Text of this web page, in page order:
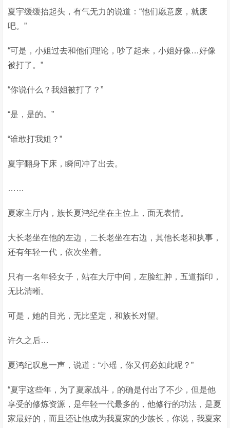
夏宇缓缓抬起头，有气无力的说道：“他们愿意废，就废
吧。”
“可是，小姐过去和他们理论，吵了起来，小姐好像…好像
被打了。”
“你说什么？我姐被打了？”
“是，是的。”
“谁敢打我姐？”
夏宇翻身下床，瞬间冲了出去。
……
夏家主厅内，族长夏鸿纪坐在主位上，面无表情。
大长老坐在他的左边，二长老坐在右边，其他长老和执事，
还有年轻一代，依次坐着。
只有一名年轻女子，站在大厅中间，左脸红肿，五道指印，
无比清晰。
可是，她的目光，无比坚定，和族长对望。
许久之后…
夏鸿纪叹息一声，说道：“小瑶，你又何必如此呢？”
“夏宇这些年，为了夏家战斗，的确是付出了不少，但是他
享受的修炼资源，是年轻一代最多的，他修行的功法，是夏
家最好的，而且还让他成为我夏家的少族长，你说，我夏家